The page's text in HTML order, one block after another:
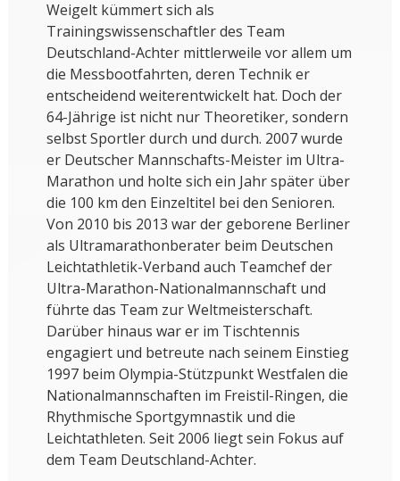
Weigelt kümmert sich als
Trainingswissenschaftler des Team
Deutschland-Achter mittlerweile vor allem um
die Messbootfahrten, deren Technik er
entscheidend weiterentwickelt hat. Doch der
64-Jährige ist nicht nur Theoretiker, sondern
selbst Sportler durch und durch. 2007 wurde
er Deutscher Mannschafts-Meister im Ultra-
Marathon und holte sich ein Jahr später über
die 100 km den Einzeltitel bei den Senioren.
Von 2010 bis 2013 war der geborene Berliner
als Ultramarathonberater beim Deutschen
Leichtathletik-Verband auch Teamchef der
Ultra-Marathon-Nationalmannschaft und
führte das Team zur Weltmeisterschaft.
Darüber hinaus war er im Tischtennis
engagiert und betreute nach seinem Einstieg
1997 beim Olympia-Stützpunkt Westfalen die
Nationalmannschaften im Freistil-Ringen, die
Rhythmische Sportgymnastik und die
Leichtathleten. Seit 2006 liegt sein Fokus auf
dem Team Deutschland-Achter.